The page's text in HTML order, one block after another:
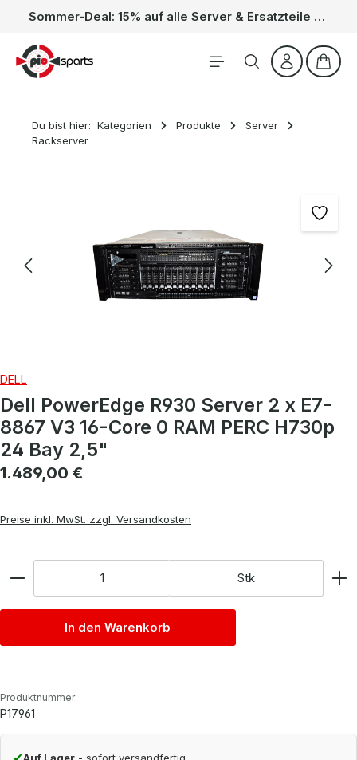
Zum Hauptinhalt springen Sommer-Deal: 15% auf alle Server & Ersatzteile – Kein Code nötig, der Rabatt wird automatisch im Warenkorb abgezogen. Gültig vom 01.06. bis 31.08.
Du bist hier: Kategorien Produkte
Server
Rackserver
DELL
Dell PowerEdge R930 Server 2 x E7-
8867 V3 16-Core 0 RAM PERC H730p
24 Bay 2,5"
Regulärer Preis:
1.489,00 €
Preise inkl. MwSt. zzgl. Versandkosten
Stk
In den Warenkorb
Produktnummer:
P17961
Auf Lager - sofort versandfertig